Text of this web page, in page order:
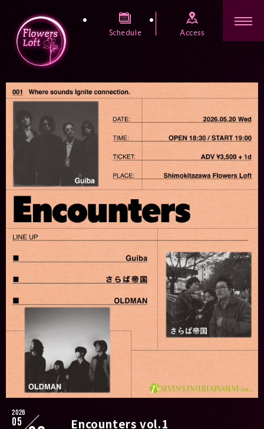
Schedule Access
2026
05 Encounters vol.1